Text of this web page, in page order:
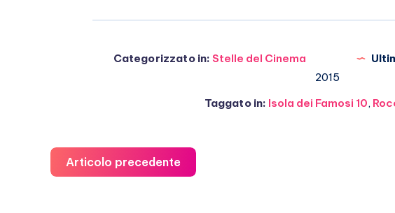
Categorizzato in: Stelle del Cinema
2015
Taggato in: Isola dei Famosi 10,
Articolo precedente